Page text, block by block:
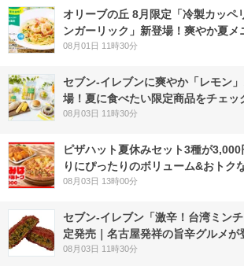
オリーブの丘 8月限定「冷製カッペ
ンガーリック」新登場！爽やか夏メ
08月01日 11時30分
セブン‐イレブンに爽やか「レモン
場！夏に食べたい限定商品をチェッ
08月03日 11時30分
ピザハット夏休みセット3種が3,000
りにぴったりのボリューム&おトク
08月03日 13時00分
セブン-イレブン「激辛！台湾ミン
定発売｜名古屋発祥の旨辛グルメが
08月03日 11時30分